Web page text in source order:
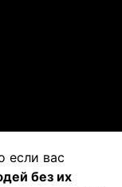
если вас
без их